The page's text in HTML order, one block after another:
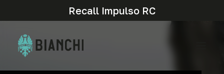
Recall Impulso RC